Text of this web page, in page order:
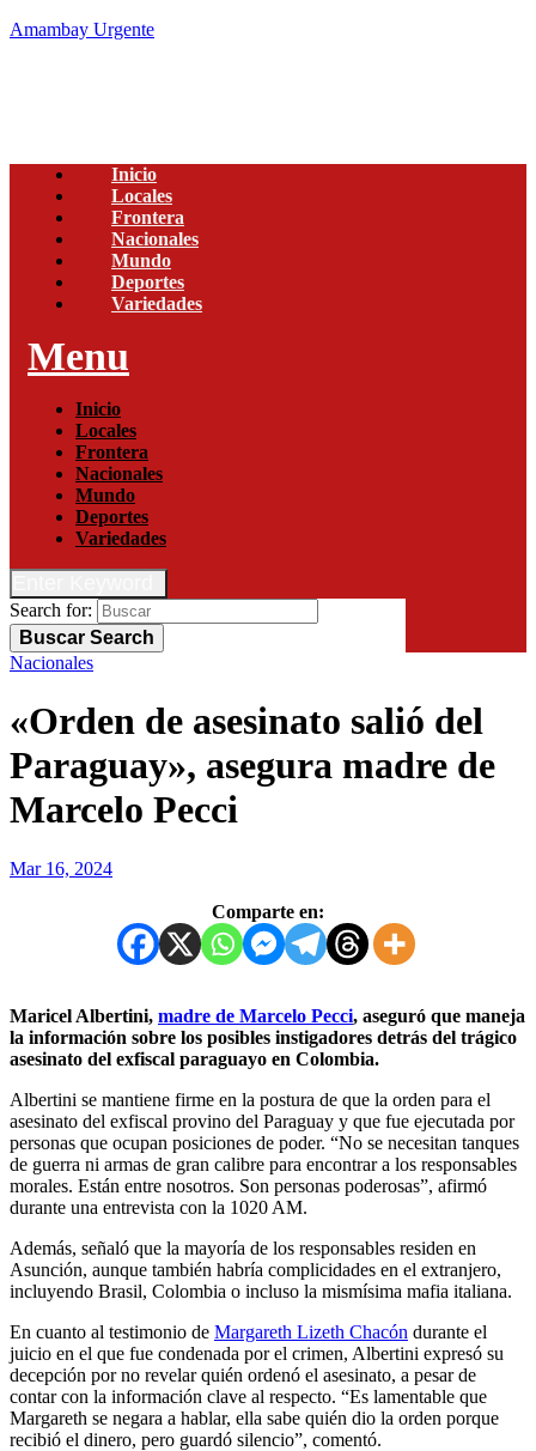
Amambay Urgente
Inicio
Locales
Frontera
Nacionales
Mundo
Deportes
Variedades
Menu
Inicio
Locales
Frontera
Nacionales
Mundo
Deportes
Variedades
Search for:
Buscar Search
Nacionales
«Orden de asesinato salió del
Paraguay», asegura madre de
Marcelo Pecci
Mar 16, 2024
Comparte en:
Maricel Albertini, madre de Marcelo Pecci, aseguró que maneja
la información sobre los posibles instigadores detrás del trágico
asesinato del exfiscal paraguayo en Colombia.
Albertini se mantiene firme en la postura de que la orden para el
asesinato del exfiscal provino del Paraguay y que fue ejecutada por
personas que ocupan posiciones de poder. “No se necesitan tanques
de guerra ni armas de gran calibre para encontrar a los responsables
morales. Están entre nosotros. Son personas poderosas”, afirmó
durante una entrevista con la 1020 AM.
Además, señaló que la mayoría de los responsables residen en
Asunción, aunque también habría complicidades en el extranjero,
incluyendo Brasil, Colombia o incluso la mismísima mafia italiana.
En cuanto al testimonio de Margareth Lizeth Chacón durante el
juicio en el que fue condenada por el crimen, Albertini expresó su
decepción por no revelar quién ordenó el asesinato, a pesar de
contar con la información clave al respecto. “Es lamentable que
Margareth se negara a hablar, ella sabe quién dio la orden porque
recibió el dinero, pero guardó silencio”, comentó.